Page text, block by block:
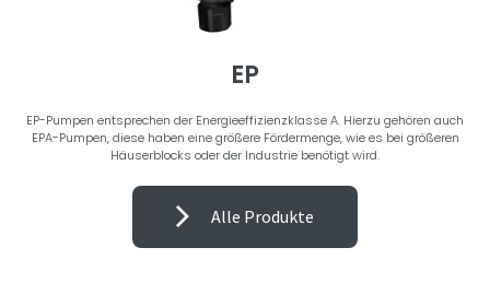
EP
EP-Pumpen entsprechen der Energieeffizienzklasse A. Hierzu gehören auch
EPA-Pumpen, diese haben eine größere Fördermenge, wie es bei größeren
Häuserblocks oder der Industrie benötigt wird.
Alle Produkte